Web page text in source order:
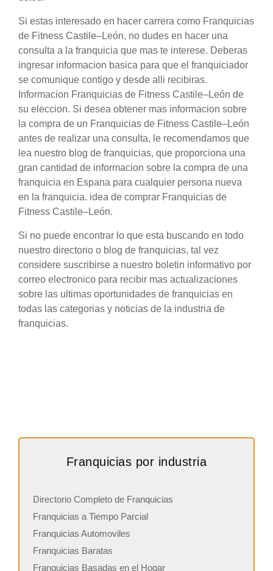
Si estas interesado en hacer carrera como Franquicias
de Fitness Castile–León, no dudes en hacer una
consulta a la franquicia que mas te interese. Deberas
ingresar informacion basica para que el franquiciador
se comunique contigo y desde alli recibiras.
Informacion Franquicias de Fitness Castile–León de
su eleccion. Si desea obtener mas informacion sobre
la compra de un Franquicias de Fitness Castile–León
antes de realizar una consulta, le recomendamos que
lea nuestro blog de franquicias, que proporciona una
gran cantidad de informacion sobre la compra de una
franquicia en Espana para cualquier persona nueva
en la franquicia. idea de comprar Franquicias de
Fitness Castile–León.
Si no puede encontrar lo que esta buscando en todo
nuestro directorio o blog de franquicias, tal vez
considere suscribirse a nuestro boletin informativo por
correo electronico para recibir mas actualizaciones
sobre las ultimas oportunidades de franquicias en
todas las categorias y noticias de la industria de
franquicias.
Franquicias por industria
Directorio Completo de Franquicias
Franquicias a Tiempo Parcial
Franquicias Automoviles
Franquicias Baratas
Franquicias Basadas en el Hogar